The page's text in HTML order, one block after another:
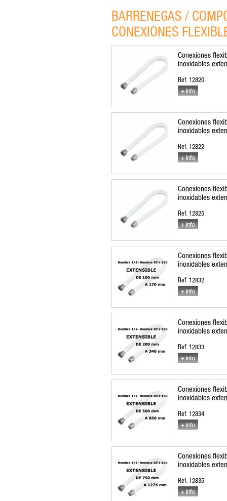
BARRENEGAS /
CONEXIONES
Conexiones
inoxidables
Ref. 12820
Conexiones
inoxidables
Ref. 12822
Conexiones
inoxidables
Ref. 12825
Conexiones
inoxidables
Ref. 12832
Conexiones
inoxidables
Ref. 12833
Conexiones
inoxidables
Ref. 12834
Conexiones
inoxidables
Ref. 12835